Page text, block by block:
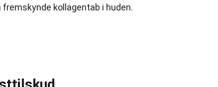
fremskynde kollagentab i huden.